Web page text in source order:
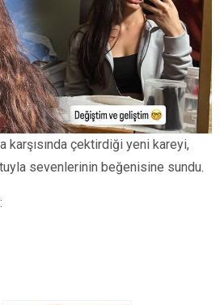
karşısında çektirdiği yeni kareyi,
sevenlerinin beğenisine sundu.